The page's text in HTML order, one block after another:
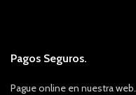
Pagos Seguros.
Pague online en nuestra web.